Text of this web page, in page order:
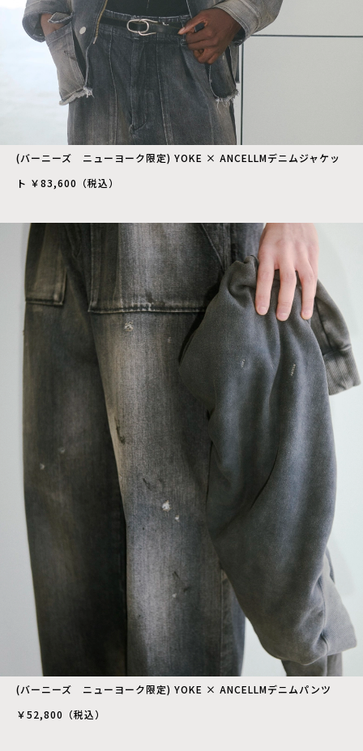
(バーニーズ ニューヨーク限定) YOKE × ANCELLMデニムジャケッ
ト ￥83,600（税込）
(バーニーズ ニューヨーク限定) YOKE × ANCELLMデニムパンツ
￥52,800（税込）